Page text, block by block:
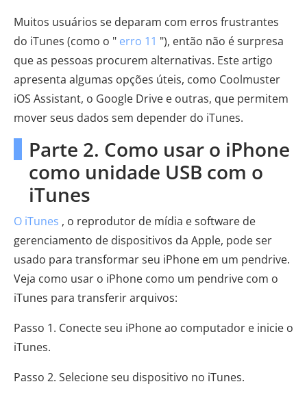
Muitos usuários se deparam com erros frustrantes
do iTunes (como o " erro 11 "), então não é surpresa
que as pessoas procurem alternativas. Este artigo
apresenta algumas opções úteis, como Coolmuster
iOS Assistant, o Google Drive e outras, que permitem
mover seus dados sem depender do iTunes.
Parte 2. Como usar o iPhone
como unidade USB com o
iTunes
O iTunes , o reprodutor de mídia e software de
gerenciamento de dispositivos da Apple, pode ser
usado para transformar seu iPhone em um pendrive.
Veja como usar o iPhone como um pendrive com o
iTunes para transferir arquivos:
Passo 1. Conecte seu iPhone ao computador e inicie o
iTunes.
Passo 2. Selecione seu dispositivo no iTunes.